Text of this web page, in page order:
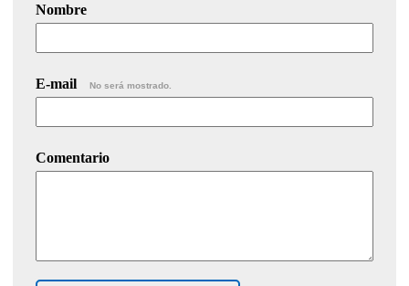
Nombre
E-mail No será mostrado.
Comentario